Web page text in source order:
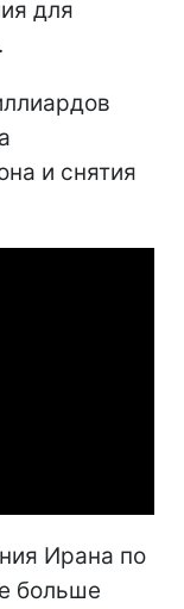
для
и снятия
Ирана по
больше